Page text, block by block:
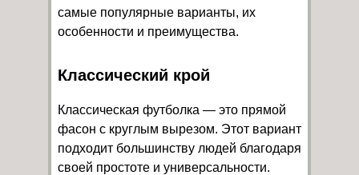
самые популярные варианты, их
особенности и преимущества.
Классический крой
Классическая футболка — это прямой
фасон с круглым вырезом. Этот вариант
подходит большинству людей благодаря
своей простоте и универсальности.